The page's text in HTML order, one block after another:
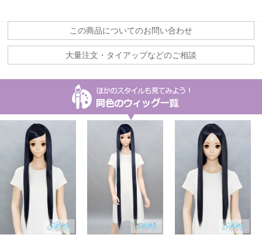
この商品についてのお問い合わせ
大量注文・タイアップなどのご相談